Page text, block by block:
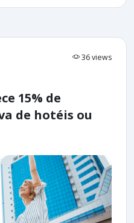
36 views
15% de
de hotéis ou